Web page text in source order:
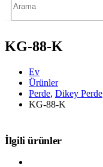
KG-88-K
Ev
Ürünler
Perde, Dikey Perde
KG-88-K
İlgili ürünler